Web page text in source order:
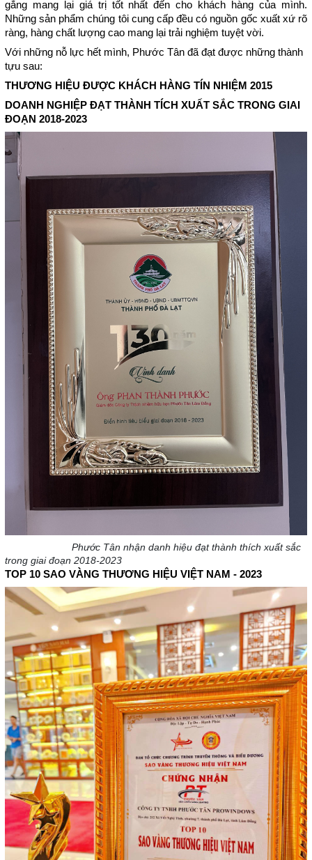
gắng mang lại giá trị tốt nhất đến cho khách hàng của mình.
Những sản phẩm chúng tôi cung cấp đều có nguồn gốc xuất xứ rõ
ràng, hàng chất lượng cao mang lại trải nghiệm tuyệt vời.
Với những nỗ lực hết mình, Phước Tân đã đạt được những thành
tựu sau:
THƯƠNG HIỆU ĐƯỢC KHÁCH HÀNG TÍN NHIỆM 2015
DOANH NGHIỆP ĐẠT THÀNH TÍCH XUẤT SẮC TRONG GIAI
ĐOẠN 2018-2023
Phước Tân nhận danh hiệu đạt thành thích xuất sắc
trong giai đoạn 2018-2023
TOP 10 SAO VÀNG THƯƠNG HIỆU VIỆT NAM - 2023